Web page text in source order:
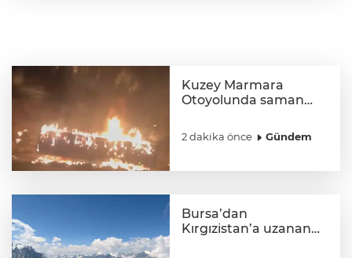
Kuzey Marmara
Otoyolunda saman
alevlere teslim oldu
2 dakika önce Gündem
Bursa’dan
Kırgızistan’a uzanan